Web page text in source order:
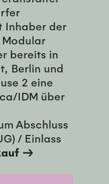
Inhaber der
bereits in
Berlin und
2 eine
IDM über
Abschluss
/ Einlass
→